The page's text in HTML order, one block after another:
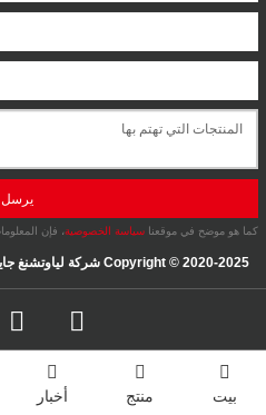
يرسل
كما هو موضح في موقعنا سياسة الخصوصية، فإن
Copyright © 2020-2025 شركة لياوتشنغ جايد للمعدات الكهربائية الخارجية المحدودة
بيت منتج أخبار